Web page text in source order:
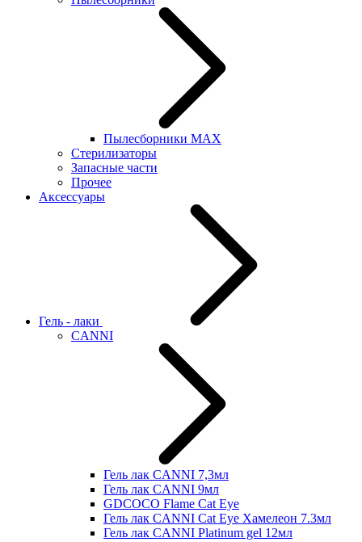
Пылесборники MAX
Стерилизаторы
Запасные части
Прочее
Аксессуары
Гель - лаки
CANNI
Гель лак CANNI 7,3мл
Гель лак CANNI 9мл
GDCOCO Flame Cat Eye
Гель лак CANNI Cat Eye Хамелеон 7.3мл
Гель лак CANNI Platinum gel 12мл